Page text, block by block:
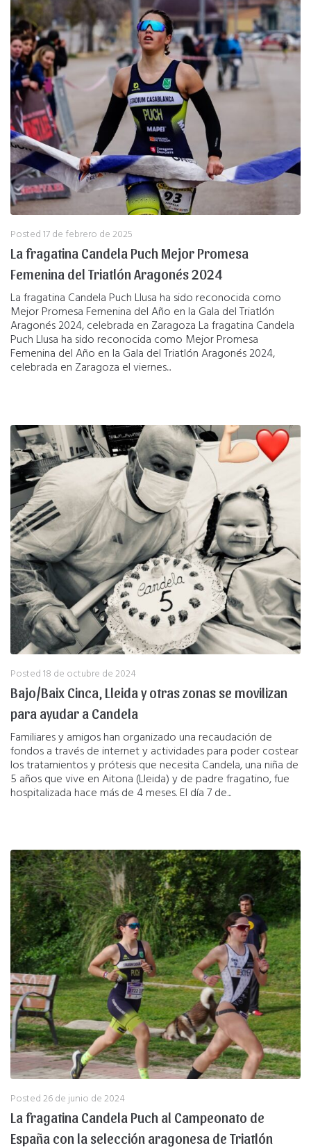
Posted17 de febrero de 2025
La fragatina Candela Puch Mejor Promesa
Femenina del Triatlón Aragonés 2024
La fragatina Candela Puch Llusa ha sido reconocida como
Mejor Promesa Femenina del Año en la Gala del Triatlón
Aragonés 2024, celebrada en Zaragoza La fragatina Candela
Puch Llusa ha sido reconocida como Mejor Promesa
Femenina del Año en la Gala del Triatlón Aragonés 2024,
celebrada en Zaragoza el viernes...
Posted18 de octubre de 2024
Bajo/Baix Cinca, Lleida y otras zonas se movilizan
para ayudar a Candela
Familiares y amigos han organizado una recaudación de
fondos a través de internet y actividades para poder costear
los tratamientos y prótesis que necesita Candela, una niña de
5 años que vive en Aitona (Lleida) y de padre fragatino, fue
hospitalizada hace más de 4 meses. El día 7 de...
Posted26 de junio de 2024
La fragatina Candela Puch al Campeonato de
España con la selección aragonesa de Triatlón